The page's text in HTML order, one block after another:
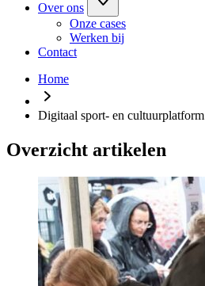
Over ons
Onze cases
Werken bij
Contact
Home
Digitaal sport- en cultuurplatform
Overzicht artikelen